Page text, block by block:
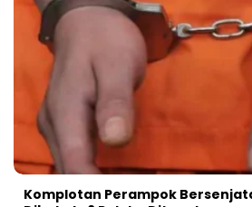
Komplotan Perampok